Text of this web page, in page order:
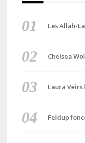
Les Allah-
Chelsea
Laura
Feldup